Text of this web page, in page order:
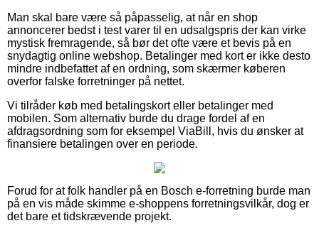
Man skal bare være så påpasselig, at når en shop
annoncerer bedst i test varer til en udsalgspris der kan virke
mystisk fremragende, så bør det ofte være et bevis på en
snydagtig online webshop. Betalinger med kort er ikke desto
mindre indbefattet af en ordning, som skærmer køberen
overfor falske forretninger på nettet.
Vi tilråder køb med betalingskort eller betalinger med
mobilen. Som alternativ burde du drage fordel af en
afdragsordning som for eksempel ViaBill, hvis du ønsker at
finansiere betalingen over en periode.
Forud for at folk handler på en Bosch e-forretning burde man
på en vis måde skimme e-shoppens forretningsvilkår, dog er
det bare et tidskrævende projekt.